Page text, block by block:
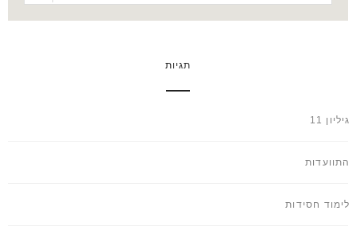
תגיות
גיליון 11
התוועדות
לימוד חסידות